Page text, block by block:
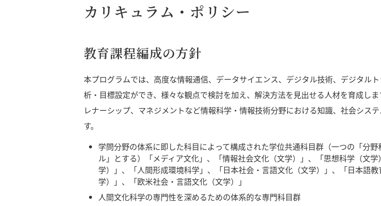
カリキュラム・ポリシー
教育課程編成の方針
本プログラムでは、高度な情報通信、データサイエンス、デジタル技術、デジタル
析・目標設定ができ、様々な観点で検討を加え、解決方法を見出せる人材を育成し
レナーシップ、マネジメントなど情報科学・情報技術分野における知識、社会シス
す。
学問分野の体系に即した科目によって構成された学位共通科目群（一つの「分
ル」とする）「メディア文化」、「情報社会文化（文学）」、「思想科学（文
学）」、「人間形成環境科学」、「日本社会・言語文化（文学）」、「日本語
学）」、「欧米社会・言語文化（文学）」
人間文化科学の専門性を深めるための体系的な専門科目群